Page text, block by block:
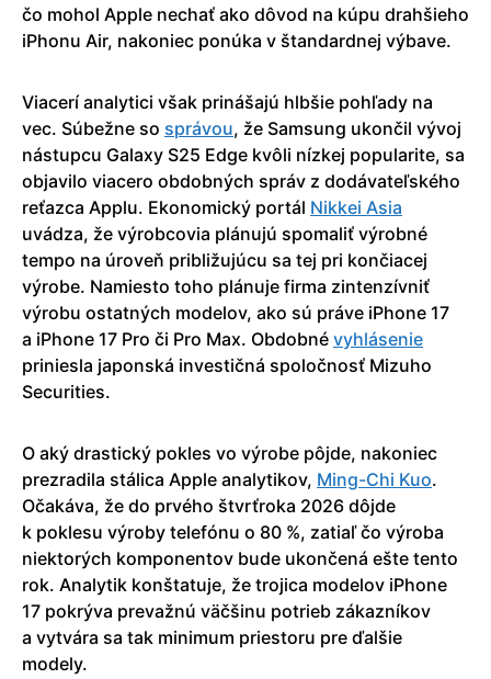
čo mohol Apple nechať ako dôvod na kúpu drahšieho
iPhonu Air, nakoniec ponúka v štandardnej výbave.
Viacerí analytici však prinášajú hlbšie pohľady na
vec. Súbežne so správou, že Samsung ukončil vývoj
nástupcu Galaxy S25 Edge kvôli nízkej popularite, sa
objavilo viacero obdobných správ z dodávateľského
reťazca Applu. Ekonomický portál Nikkei Asia
uvádza, že výrobcovia plánujú spomaliť výrobné
tempo na úroveň približujúcu sa tej pri končiacej
výrobe. Namiesto toho plánuje firma zintenzívniť
výrobu ostatných modelov, ako sú práve iPhone 17
a iPhone 17 Pro či Pro Max. Obdobné vyhlásenie
priniesla japonská investičná spoločnosť Mizuho
Securities.
O aký drastický pokles vo výrobe pôjde, nakoniec
prezradila stálica Apple analytikov, Ming-Chi Kuo.
Očakáva, že do prvého štvrťroka 2026 dôjde
k poklesu výroby telefónu o 80 %, zatiaľ čo výroba
niektorých komponentov bude ukončená ešte tento
rok. Analytik konštatuje, že trojica modelov iPhone
17 pokrýva prevažnú väčšinu potrieb zákazníkov
a vytvára sa tak minimum priestoru pre ďalšie
modely.